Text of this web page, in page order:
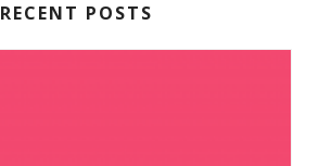
RECENT POSTS